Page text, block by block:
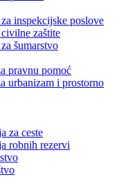
inspekcijske poslove
zaštite
šumarstvo
pravnu pomoć
urbanizam i prostorno
za ceste
robnih rezervi